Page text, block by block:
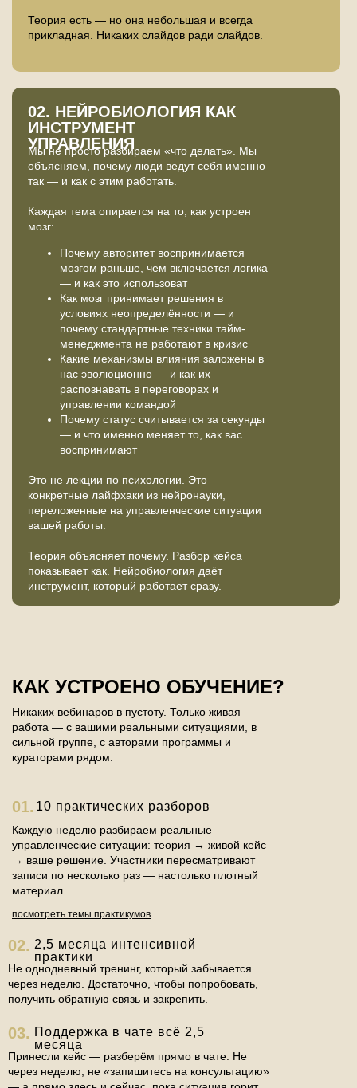
02. НЕЙРОБИОЛОГИЯ КАК
ИНСТРУМЕНТ
УПРАВЛЕНИЯ
Теория есть — но она небольшая и всегда
прикладная. Никаких слайдов ради слайдов.
Мы не просто разбираем «что делать». Мы
объясняем, почему люди ведут себя именно
так — и как с этим работать.
Каждая тема опирается на то, как устроен
мозг:
Почему авторитет воспринимается
мозгом раньше, чем включается логика
— и как это использоват
Как мозг принимает решения в
условиях неопределённости — и
почему стандартные техники тайм-
менеджмента не работают в кризис
Какие механизмы влияния заложены в
нас эволюционно — и как их
распознавать в переговорах и
управлении командой
Почему статус считывается за секунды
— и что именно меняет то, как вас
воспринимают
Это не лекции по психологии. Это
конкретные лайфхаки из нейронауки,
переложенные на управленческие ситуации
вашей работы.
Теория объясняет почему. Разбор кейса
показывает как. Нейробиология даёт
инструмент, который работает сразу.
КАК УСТРОЕНО ОБУЧЕНИЕ?
01.
Каждую неделю разбираем реальные
управленческие ситуации: теория → живой кейс
→ ваше решение. Участники пересматривают
записи по несколько раз — настолько плотный
материал.
02.
Не однодневный тренинг, который забывается
через неделю. Достаточно, чтобы попробовать,
получить обратную связь и закрепить.
03.
Принесли кейс — разберём прямо в чате. Не
через неделю, не «запишитесь на консультацию»
посмотреть темы практикумов
Никаких вебинаров в пустоту. Только живая
работа — с вашими реальными ситуациями, в
сильной группе, с авторами программы и
кураторами рядом.
10 практических разборов
2,5 месяца интенсивной
практики
Поддержка в чате всё 2,5
месяца